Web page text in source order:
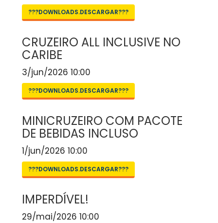
???DOWNLOADS.DESCARGAR???
CRUZEIRO ALL INCLUSIVE NO
CARIBE
3/jun/2026 10:00
???DOWNLOADS.DESCARGAR???
MINICRUZEIRO COM PACOTE
DE BEBIDAS INCLUSO
1/jun/2026 10:00
???DOWNLOADS.DESCARGAR???
IMPERDÍVEL!
29/mai/2026 10:00